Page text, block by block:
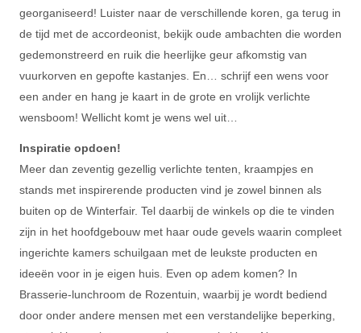
georganiseerd! Luister naar de verschillende koren, ga terug in
de tijd met de accordeonist, bekijk oude ambachten die worden
gedemonstreerd en ruik die heerlijke geur afkomstig van
vuurkorven en gepofte kastanjes. En… schrijf een wens voor
een ander en hang je kaart in de grote en vrolijk verlichte
wensboom! Wellicht komt je wens wel uit…
Inspiratie opdoen!
Meer dan zeventig gezellig verlichte tenten, kraampjes en
stands met inspirerende producten vind je zowel binnen als
buiten op de Winterfair. Tel daarbij de winkels op die te vinden
zijn in het hoofdgebouw met haar oude gevels waarin compleet
ingerichte kamers schuilgaan met de leukste producten en
ideeën voor in je eigen huis. Even op adem komen? In
Brasserie-lunchroom de Rozentuin, waarbij je wordt bediend
door onder andere mensen met een verstandelijke beperking,